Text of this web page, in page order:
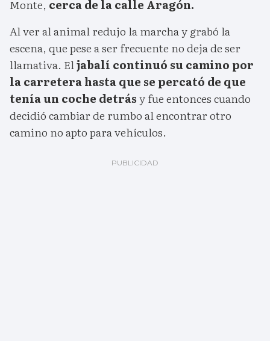
Monte, cerca de la calle Aragón.
Al ver al animal redujo la marcha y grabó la
escena, que pese a ser frecuente no deja de ser
llamativa. Eljabalí continuó su camino por
la carretera hasta que se percató de que
tenía un coche detrásy fue entonces cuando
decidió cambiar de rumbo al encontrar otro
camino no apto para vehículos.